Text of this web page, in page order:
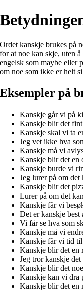
Ordet kanskje brukes på
for at noe kan skje, uten
engelsk som maybe eller
om noe som ikke er helt
Eksempler på
Kanskje går vi på
Kanskje blir det
Kanskje skal vi ta
Jeg vet ikke hva
Kanskje må vi
Kanskje blir det en
Kanskje burde vi
Jeg lurer på om det
Kanskje blir det
Lurer på om det
Kanskje får vi
Det er kanskje best
Vi får se hva som
Kanskje må vi
Kanskje får vi tid til
Kanskje blir det en
Jeg tror kanskje det
Kanskje blir det
Kanskje kan vi dra
Kanskje blir det en